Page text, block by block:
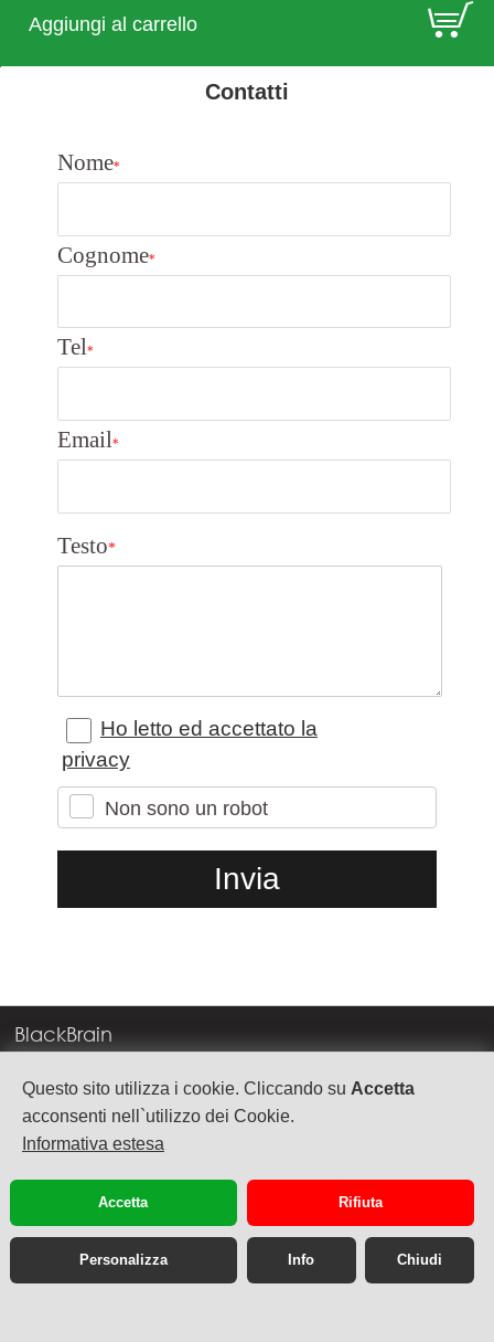
Questo sito utilizza i cookie. Cliccando su Accetta
acconsenti nell`utilizzo dei Cookie.
Informativa estesa
Accetta Rifiuta
Personalizza Info Chiudi
Aggiungi al carrello E
Contatti
Nome*
Cognome*
Tel*
Email*
Testo*
Ho letto ed accettato la
privacy
Non sono un robot
BlackBrain
Corso Milano, 83
37138 Verona
info@blackbrain.it
TEL. +39 045 575888
P.Iva 03992340236